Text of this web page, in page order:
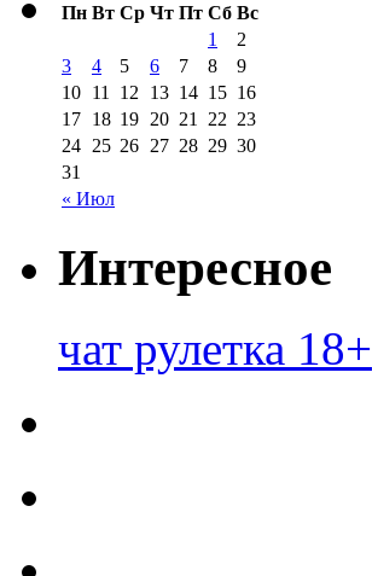
Пн Вт Ср Чт Пт Сб Вс
« Июл
1
2
3
4 5 6 7 8
9
10 11 12 13 14 15 16
17 18 19 20 21 22 23
24 25 26 27 28 29 30
31
Интересное
чат рулетка 18+